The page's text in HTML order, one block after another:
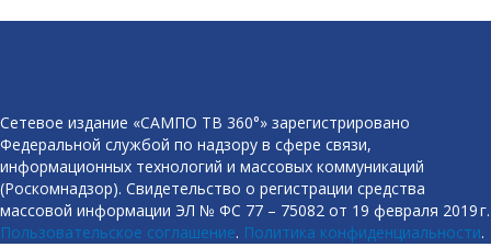
Сетевое издание «САМПО ТВ 360°» зарегистрировано
Федеральной службой по надзору в сфере связи,
информационных технологий и массовых коммуникаций
(Роскомнадзор). Свидетельство о регистрации средства
массовой информации ЭЛ № ФС 77 – 75082 от 19 февраля 2019 г.
Пользовательское соглашение. Политика конфиденциальности.